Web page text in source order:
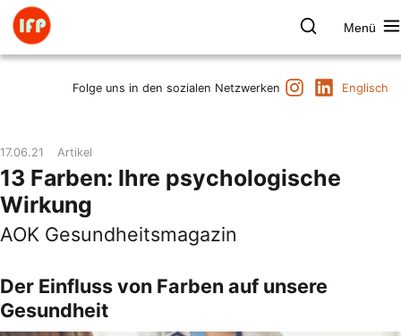
Zum
Inhalt
springen
Farbpsychologie
Menü
Axel Buether
Folge uns in den sozialen Netzwerken
InstagramLinkedIn
Englisch
17.06.21 Artikel
13 Farben: Ihre psychologische
Wirkung
AOK Gesundheitsmagazin
Der Einfluss von Farben auf unsere
Gesundheit